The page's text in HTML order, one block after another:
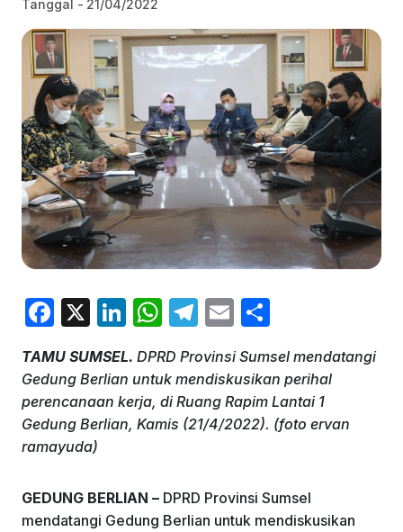
Tanggal - 21/04/2022
F
c
e
b
o
o
k
X
Li
k
e
dI
W
at
s
A
p
T
e
gr
a
E
ai
l
ar
e
TAMU SUMSEL. DPRD Provinsi Sumsel mendatangi
Gedung Berlian untuk mendiskusikan perihal
perencanaan kerja, di Ruang Rapim Lantai 1
Gedung Berlian, Kamis (21/4/2022). (foto ervan
ramayuda)
GEDUNG BERLIAN – DPRD Provinsi Sumsel
mendatangi Gedung Berlian untuk mendiskusikan